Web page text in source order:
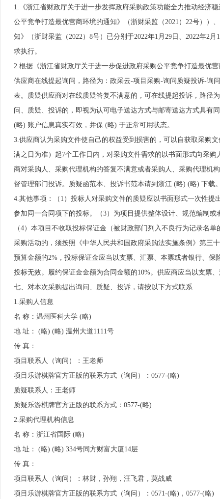
1.《浙江省财政厅关于进一步发挥政府采购政策功能全力推动经济
公平竞争打造最优营商环境的通知》（浙财采监（2021）22号）
知》（浙财采监（2022）8号）已分别于2022年1月29日、2022年2
求执行。
2.根据《浙江省财政厅关于进一步促进政府采购公平竞争打造最优
供应商在线提起询问，路径为：政采云-项目采购-询问质疑投诉-询
表。质疑供应商对在线质疑答复不满意的，可在线提起投诉，路径
问、质疑、投诉的，即视为认可电子送达方式与邮寄送达方式具有
(略) 账户信息真实有效，并保 (略) 于正常可用状态。
3.供应商认为采购文件使自己的权益受到损害的，可以自获取采购
满之日为准）起7个工作日内，对采购文件需求的以书面形式向采
商对采购人、采购代理机构的答复不满意或者采购人、采购代理机
督管理部门投诉。质疑函范本、投诉书范本请到浙江 (略) (略) 下载
4.其他事项：（1）投标人对采购文件的质疑应以书面形式一次性
参加同一合同项下的投标。（3）为项目提供整体设计、规范编制
（4）本项目不收取投标保证金（被财政部门列入不良行为记录名
采购活动的，须按照《中华人民共和国政府采购法实施条例》第三
预算金额的2%，投标保证金应当以支票、汇票、本票或者银行、
投标无效。履约保证金金额为合同金额的10%。供应商应当以支票
七、对本次采购提出询问、质疑、投诉，请按以下方式联系
1.采购人信息
名 称：温州医科大学 (略)
地 址： (略) (略) 温州大道1111号
传 真：
项目联系人（询问）：王老师
项目乐游棋牌官方正版的联系方式（询问）：0577-(略)
质疑联系人：王老师
质疑乐游棋牌官方正版的联系方式：0577-(略)
2.采购代理机构信息
名 称：浙江省国际 (略)
地 址： (略) (略) 334号同方财富大厦14层
传 真：
项目联系人（询问）：林财，孙翔，汪飞君，莫战威
项目乐游棋牌官方正版的联系方式（询问）：0571-(略)，0577-(略)